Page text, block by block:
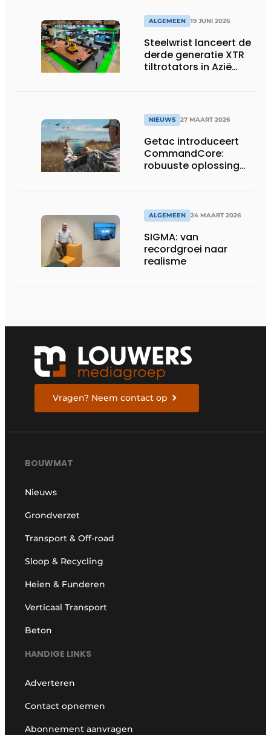
ALGEMEEN 19 JUNI 2026
Steelwrist lanceert de
derde generatie XTR
tiltrotators in Azië
NIEUWS 27 MAART 2026
Getac introduceert
CommandCore:
robuuste oplossing
ALGEMEEN 24 MAART 2026
SIGMA: van
recordgroei naar
realisme
Vragen? Neem contact op
BOUWMAT
Nieuws
Grondverzet
Transport & Off-road
Sloop & Recycling
Heien & Funderen
Verticaal Transport
Beton
HANDIGE LINKS
Adverteren
Contact opnemen
Abonnement aanvragen